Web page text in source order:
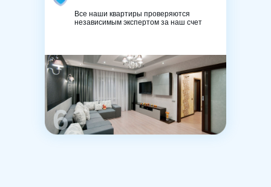
6
Все наши квартиры проверяются
независимым экспертом за наш счет